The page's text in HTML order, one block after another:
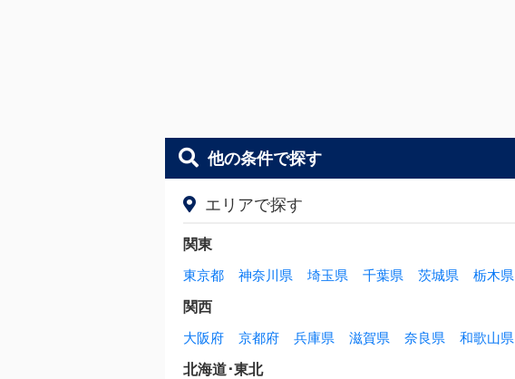
他の条件で探す
エリアで探す
関東
東京都 神奈川県 埼玉県 千葉県 茨城県 栃木県
関西
大阪府 京都府 兵庫県 滋賀県 奈良県 和歌山県
北海道･東北